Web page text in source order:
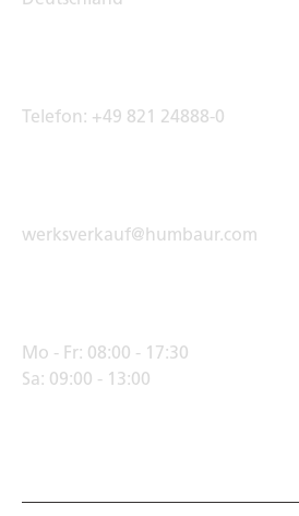
Telefon: +49 821 24888-0
werksverkauf@humbaur.com
Mo - Fr: 08:00 - 17:30
Sa: 09:00 - 13:00